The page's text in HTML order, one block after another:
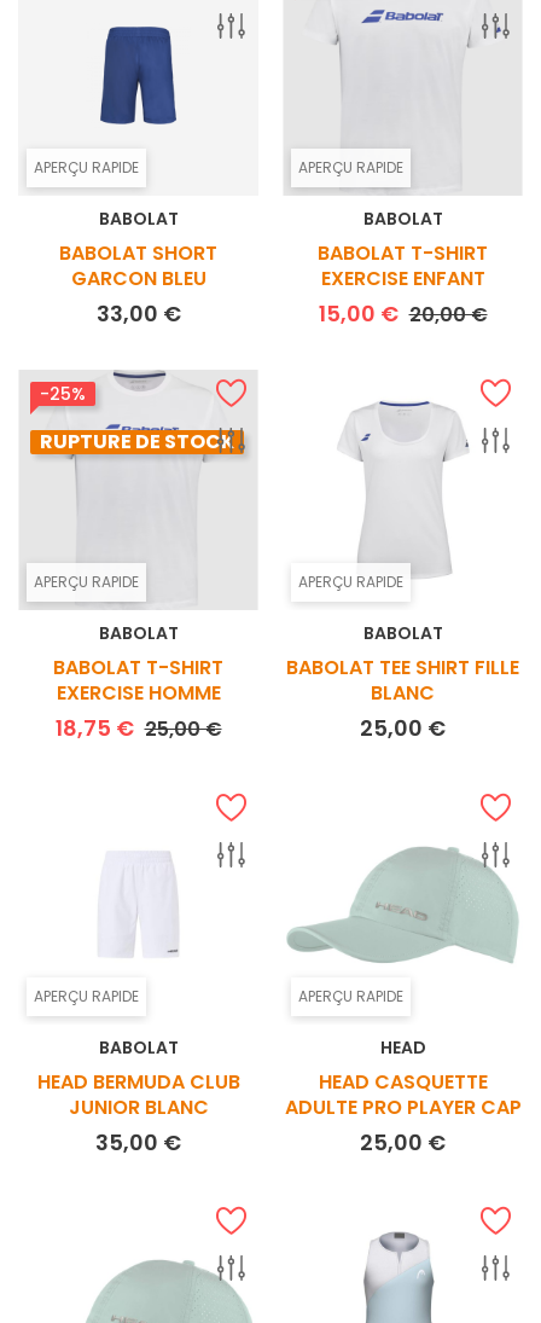
APERÇU RAPIDE
BABOLAT
BABOLAT SHORT
GARCON BLEU
33,00 €Prix
APERÇU RAPIDE
BABOLAT
BABOLAT T-SHIRT
EXERCISE ENFANT
15,00 € Prix de base
20,00 €Prix
APERÇU RAPIDE
-25%
RUPTURE DE STOCK
BABOLAT
BABOLAT T-SHIRT
EXERCISE HOMME
18,75 € Prix de base
25,00 €Prix
APERÇU RAPIDE
BABOLAT
BABOLAT TEE SHIRT FILLE
BLANC
25,00 €Prix
APERÇU RAPIDE
BABOLAT
HEAD BERMUDA CLUB
JUNIOR BLANC
35,00 €Prix
APERÇU RAPIDE
HEAD
HEAD CASQUETTE
ADULTE PRO PLAYER CAP
25,00 €Prix